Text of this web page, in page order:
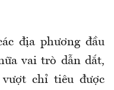
địa phương đầu
vai trò dẫn dắt,
chỉ tiêu được